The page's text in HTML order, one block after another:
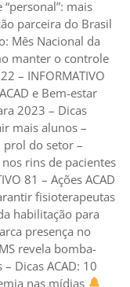
mais
parceira do Brasil
Mês Nacional da
manter o controle
– INFORMATIVO
e Bem-estar
2023 – Dicas
mais alunos –
prol do setor –
rins de pacientes
81 – Ações ACAD
fisioterapeutas
habilitação para
presença no
revela bomba-
Dicas ACAD: 10
nas mídias